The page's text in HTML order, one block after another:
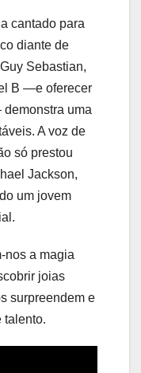
cantado para
diante de
Sebastian,
B —e oferecer
uma
A voz de
só prestou
Jackson,
um jovem
nos a magia
joias
surpreendem e
talento.